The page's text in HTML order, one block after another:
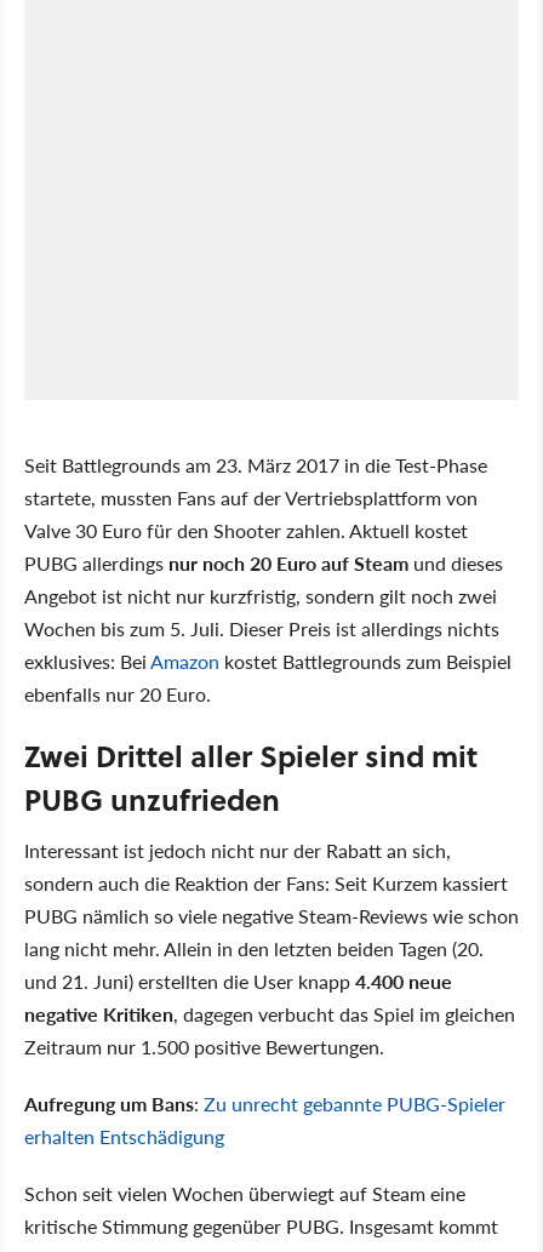
Seit Battlegrounds am 23. März 2017 in die Test-Phase
startete, mussten Fans auf der Vertriebsplattform von
Valve 30 Euro für den Shooter zahlen. Aktuell kostet
PUBG allerdings nur noch 20 Euro auf Steam und dieses
Angebot ist nicht nur kurzfristig, sondern gilt noch zwei
Wochen bis zum 5. Juli. Dieser Preis ist allerdings nichts
exklusives: BeiAmazon kostet Battlegrounds zum Beispiel
ebenfalls nur 20 Euro.
Zwei Drittel aller Spieler sind mit
PUBG unzufrieden
Interessant ist jedoch nicht nur der Rabatt an sich,
sondern auch die Reaktion der Fans: Seit Kurzem kassiert
PUBG nämlich so viele negative Steam-Reviews wie schon
lang nicht mehr. Allein in den letzten beiden Tagen (20.
und 21. Juni) erstellten die User knapp4.400 neue
negative Kritiken, dagegen verbucht das Spiel im gleichen
Zeitraum nur 1.500 positive Bewertungen.
Aufregung um Bans: Zu unrecht gebannte PUBG-Spieler
erhalten Entschädigung
Schon seit vielen Wochen überwiegt auf Steam eine
kritische Stimmung gegenüber PUBG. Insgesamt kommt